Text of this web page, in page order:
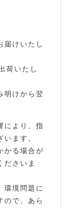
届けいたし
荷いたし
明けから翌
により、指
ます。
かる場合が
ださいま
環境問題に
ので、あら